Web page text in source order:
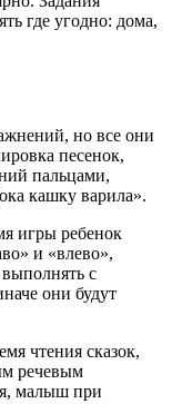
где угодно: дома,
но все они
песенок,
пальцами,
кашку варила».
игры ребенок
и «влево»,
с
они будут
чтения сказок,
речевым
малыш при